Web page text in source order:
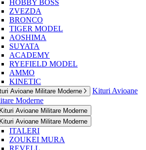
HOBBY BOSS
ZVEZDA
BRONCO
TIGER MODEL
AOSHIMA
SUYATA
ACADEMY
RYEFIELD MODEL
AMMO
KINETIC
Avioane Militare Moderne
Kituri Avioane
Moderne
Kituri Avioane Militare Moderne
Kituri Avioane Militare Moderne
ITALERI
ZOUKEI MURA